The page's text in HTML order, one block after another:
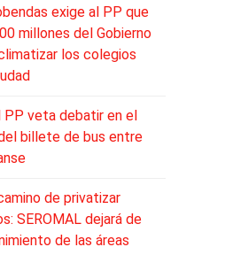
exige al PP que
millones del Gobierno
los colegios
PP veta debatir en el
billete de bus entre
de privatizar
SEROMAL dejará de
de las áreas